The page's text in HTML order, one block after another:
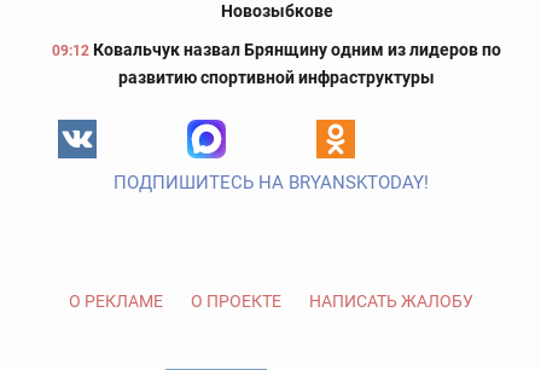
Новозыбкове
09:12 Ковальчук назвал Брянщину одним из лидеров по
развитию спортивной инфраструктуры
ПОДПИШИТЕСЬ НА BRYANSKTODAY!
О РЕКЛАМЕ О ПРОЕКТЕ НАПИСАТЬ ЖАЛОБУ